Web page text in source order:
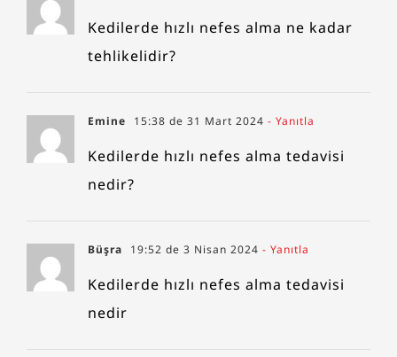
Kedilerde hızlı nefes alma ne kadar
tehlikelidir?
Emine 15:38 de 31 Mart 2024 - Yanıtla
Kedilerde hızlı nefes alma tedavisi
nedir?
Büşra 19:52 de 3 Nisan 2024 - Yanıtla
Kedilerde hızlı nefes alma tedavisi
nedir